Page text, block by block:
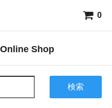
0
Shop
検索